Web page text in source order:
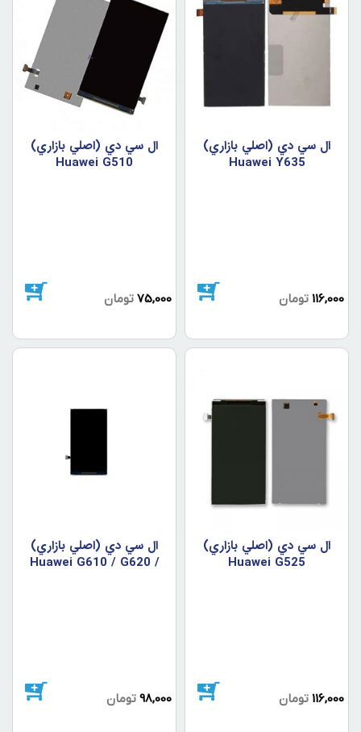
ال سي دي (اصلي بازاري)
Huawei Y635
116,000 تومان
ال سي دي (اصلي بازاري)
Huawei G510
75,000 تومان
ال سي دي (اصلي بازاري)
Huawei G525
116,000 تومان
ال سي دي (اصلي بازاري)
Huawei G610 / G620 /
98,000 تومان